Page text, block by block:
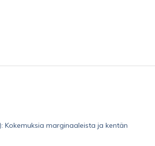
Kokemuksia marginaaleista ja kentän